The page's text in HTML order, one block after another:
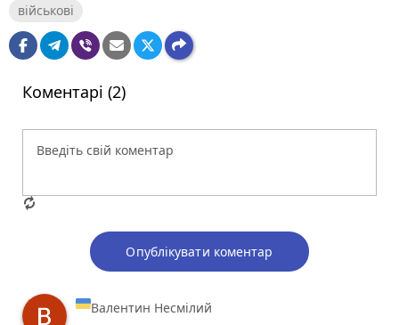
військові
Коментарі (2)
Опублікувати коментар
Валентин Несмілий